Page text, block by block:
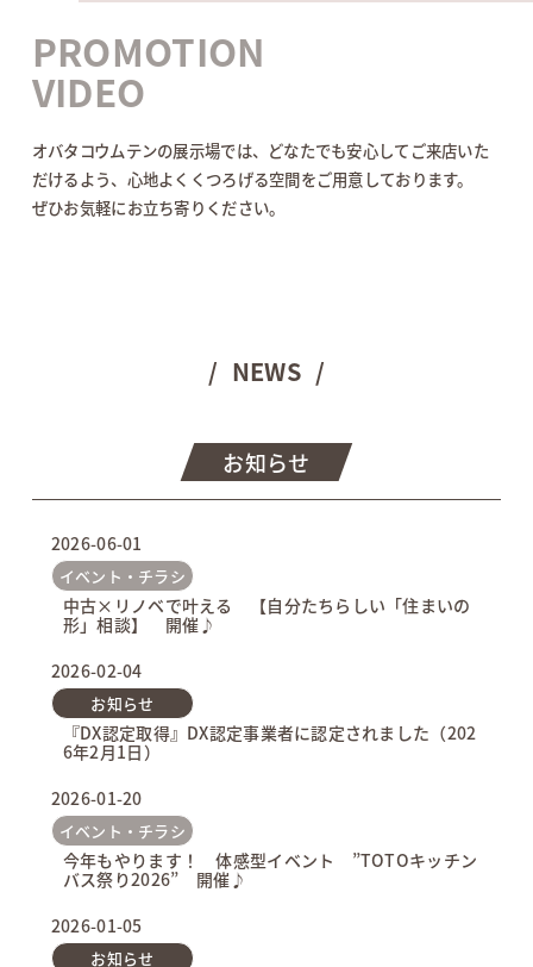
PROMOTION
VIDEO
オバタコウムテンの展示場では、どなたでも安心してご来店いた
だけるよう、心地よくくつろげる空間をご用意しております。
ぜひお気軽にお立ち寄りください。
NEWS
お知らせ
2026-06-01
イベント・チラシ
中古×リノベで叶える 【自分たちらしい「住まいの
形」相談】 開催♪
2026-02-04
お知らせ
『DX認定取得』DX認定事業者に認定されました（202
6年2月1日）
2026-01-20
イベント・チラシ
今年もやります！ 体感型イベント ”TOTOキッチン
バス祭り2026” 開催♪
2026-01-05
お知らせ